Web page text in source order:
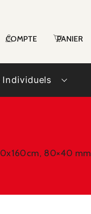
COMPTE PANIER
80×40 mm